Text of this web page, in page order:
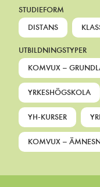
STUDIEFORM
DISTANS
UTBILDNINGSTYPER
KOMVUX –
YRKESHÖGSKOLA
YH-KURSER
KOMVUX –